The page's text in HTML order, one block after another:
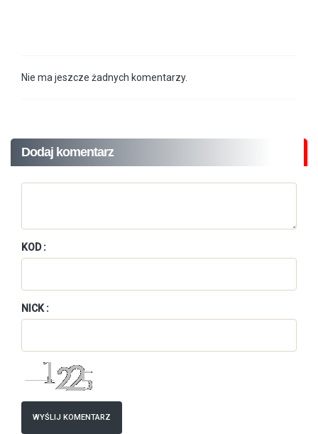
Nie ma jeszcze żadnych komentarzy.
Dodaj komentarz
KOD :
NICK :
WYŚLIJ KOMENTARZ